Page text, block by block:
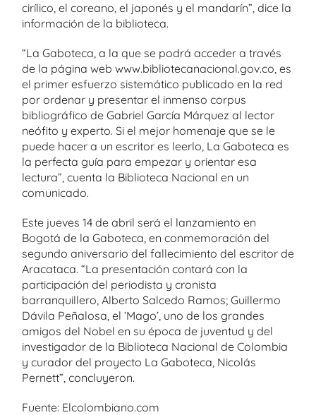
cirílico, el coreano, el japonés y el mandarín”, dice la
información de la biblioteca.
“La Gaboteca, a la que se podrá acceder a través
de la página web www.bibliotecanacional.gov.co, es
el primer esfuerzo sistemático publicado en la red
por ordenar y presentar el inmenso corpus
bibliográfico de Gabriel García Márquez al lector
neófito y experto. Si el mejor homenaje que se le
puede hacer a un escritor es leerlo, La Gaboteca es
la perfecta guía para empezar y orientar esa
lectura”, cuenta la Biblioteca Nacional en un
comunicado.
Este jueves 14 de abril será el lanzamiento en
Bogotá de la Gaboteca, en conmemoración del
segundo aniversario del fallecimiento del escritor de
Aracataca. “La presentación contará con la
participación del periodista y cronista
barranquillero, Alberto Salcedo Ramos; Guillermo
Dávila Peñalosa, el ‘Mago’, uno de los grandes
amigos del Nobel en su época de juventud y del
investigador de la Biblioteca Nacional de Colombia
y curador del proyecto La Gaboteca, Nicolás
Pernett”, concluyeron.
Fuente: Elcolombiano.com